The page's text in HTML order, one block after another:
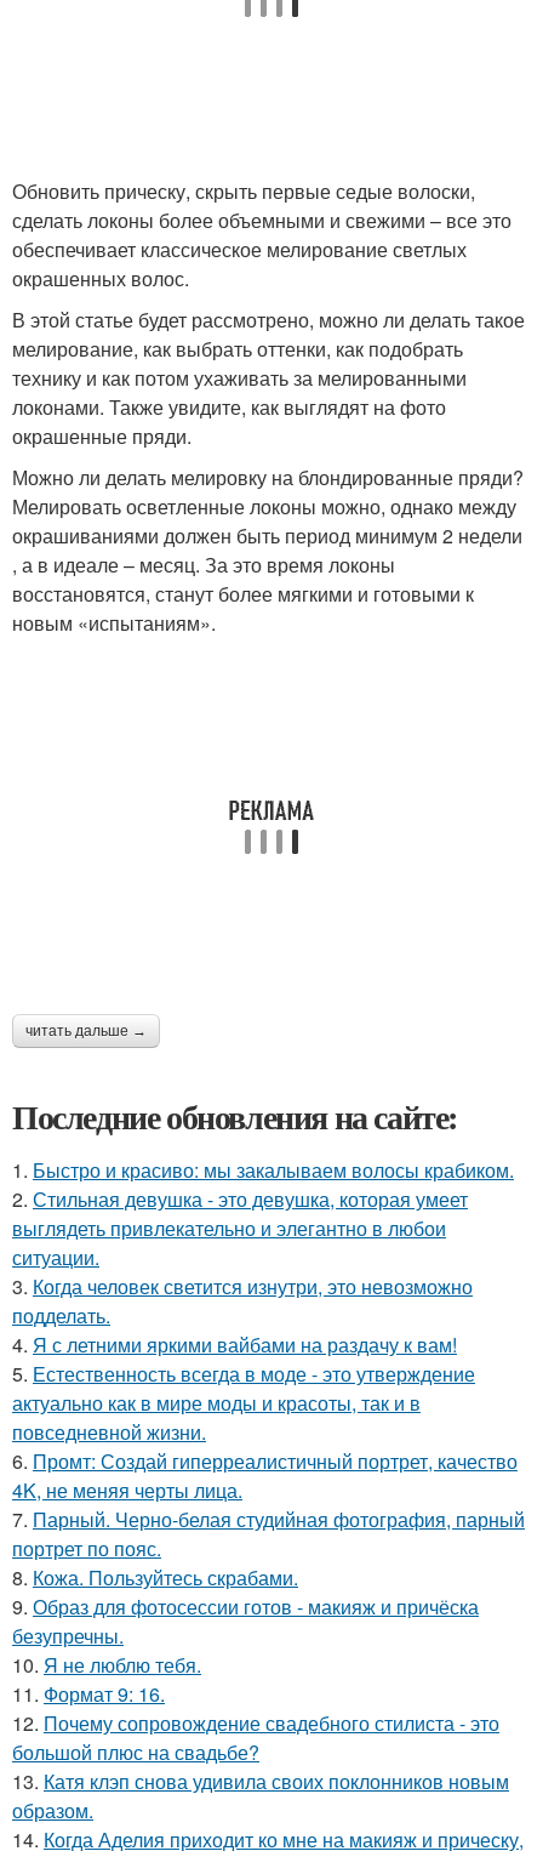
Обновить прическу, скрыть первые седые волоски,
сделать локоны более объемными и свежими – все это
обеспечивает классическое мелирование светлых
окрашенных волос.
В этой статье будет рассмотрено, можно ли делать такое
мелирование, как выбрать оттенки, как подобрать
технику и как потом ухаживать за мелированными
локонами. Также увидите, как выглядят на фото
окрашенные пряди.
Можно ли делать мелировку на блондированные пряди?
Мелировать осветленные локоны можно, однако между
окрашиваниями должен быть период минимум 2 недели
, а в идеале – месяц. За это время локоны
восстановятся, станут более мягкими и готовыми к
новым «испытаниям».
читать дальше →
Последние обновления на сайте:
1. Быстро и красиво: мы закалываем волосы крабиком.
2. Стильная девушка - это девушка, которая умеет
выглядеть привлекательно и элегантно в любои
ситуации.
3. Когда человек светится изнутри, это невозможно
подделать.
4. Я с летними яркими вайбами на раздачу к вам!
5. Естественность всегда в моде - это утверждение
актуально как в мире моды и красоты, так и в
повседневной жизни.
6. Промт: Создай гиперреалистичный портрет, качество
4K, не меняя черты лица.
7. Парный. Черно-белая студийная фотография, парный
портрет по пояс.
8. Кожа. Пользуйтесь скрабами.
9. Образ для фотосессии готов - макияж и причёска
безупречны.
10. Я не люблю тебя.
11. Формат 9: 16.
12. Почему сопровождение свадебного стилиста - это
большой плюс на свадьбе?
13. Катя клэп снова удивила своих поклонников новым
образом.
14. Когда Аделия приходит ко мне на макияж и прическу,